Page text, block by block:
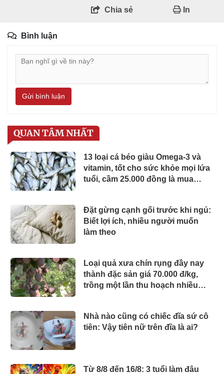
Chia sẻ In
Bình luận
Gửi bình luận
QUAN TÂM NHẤT
13 loại cá béo giàu Omega-3 và
vitamin, tốt cho sức khỏe mọi lứa
tuổi, cầm 25.000 đồng là mua
Đặt gừng cạnh gối trước khi ngủ:
Biết lợi ích, nhiều người muốn
làm theo
Loại quả xưa chín rụng đầy nay
thành đặc sản giá 70.000 đ/kg,
trồng một lần thu hoạch nhiều
Nhà nào cũng có chiếc đĩa sứ cô
tiên: Vậy tiên nữ trên đĩa là ai?
Từ 8/8 đến 16/8: 3 tuổi làm đâu